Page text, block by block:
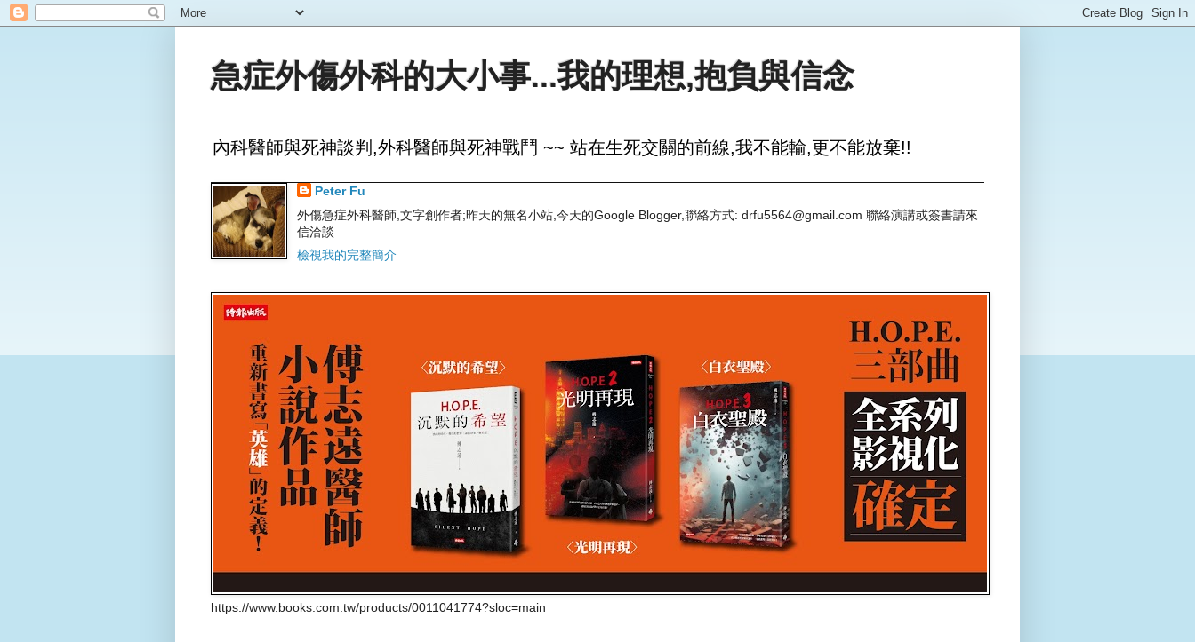
急症外傷外科的大小事...我的理想,抱負與信念
內科醫師與死神談判,外科醫師與死神戰鬥 ~~ 站在生死交關的前線,我不能輸,更不能放棄!!
Peter Fu
外傷急症外科醫師,文字創作者;昨天的無名小站,今天的Google Blogger,聯絡方式: drfu5564@gmail.com 聯絡演講或簽書請來
信洽談
檢視我的完整簡介
https://www.books.com.tw/products/0011041774?sloc=main